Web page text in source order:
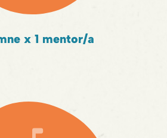
x 1 mentor/a